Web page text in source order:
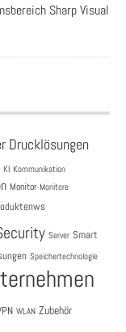
Sharp Visual
Drucklösungen
KI Kommunikation
Monitor Monitore
Server Smart
Speichertechnologie
WLAN Zubehör